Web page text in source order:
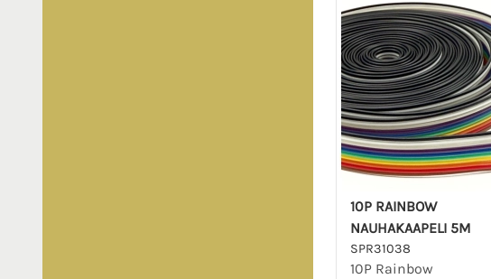
10P RAINBOW
NAUHAKAAPELI 5M
SPR31038
10P Rainbow